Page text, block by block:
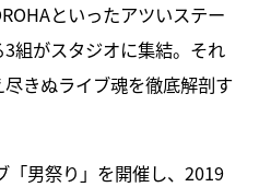
といったアツいステー
組がスタジオに集結。それ
きぬライブ魂を徹底解剖す
「男祭り」を開催し、2019